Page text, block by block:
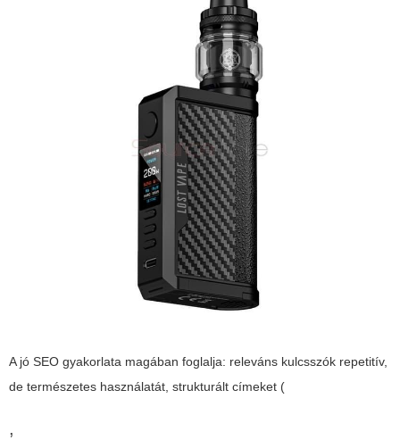
A jó SEO gyakorlata magában foglalja: releváns kulcsszók repetitív,
de természetes használatát, strukturált címeket (
,